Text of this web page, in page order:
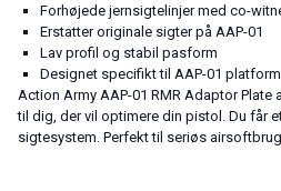
Forhøjede jernsigtelinjer med co-
Erstatter originale sigter på AAP-01
Lav profil og stabil pasform
Designet specifikt til AAP-01
Action Army AAP-01 RMR Adaptor Plate
til dig, der vil optimere din pistol. Du får
sigtesystem. Perfekt til seriøs airsoftbrug.